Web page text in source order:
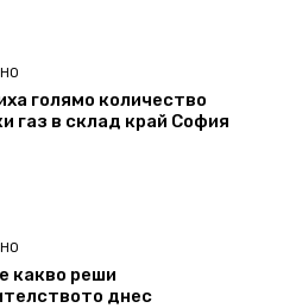
голямо количество
газ в склад край София
какво реши
днес